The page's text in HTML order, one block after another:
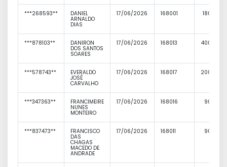
***268593** DANIEL
ARNALDO
DIAS
17/06/2026 168001 180,00
***878103** DANIRON
DOS SANTOS
SOARES
17/06/2026 168013 400,00
***578743** EVERALDO
JOSÉ
CARVALHO
17/06/2026 168017 200,00
***347363** FRANCIMEIRE
NUNES
MONTEIRO
17/06/2026 168016 90,00
***837473** FRANCISCO
DAS
CHAGAS
MACEDO DE
ANDRADE
17/06/2026 168011 90,00